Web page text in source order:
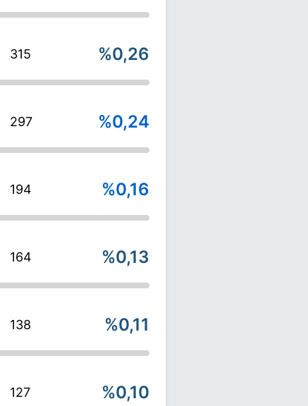
315 %0,26
297 %0,24
194 %0,16
164 %0,13
138 %0,11
127 %0,10